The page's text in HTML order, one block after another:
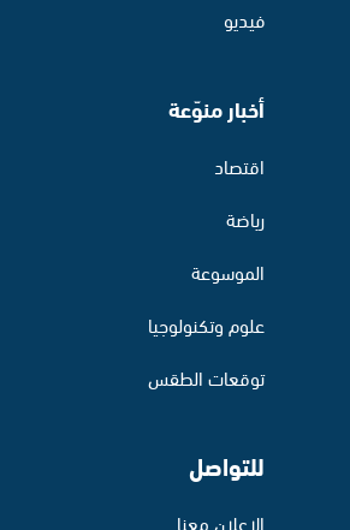
فيديو
أخبار منوّعة
اقتصاد
رياضة
الموسوعة
علوم وتكنولوجيا
توقعات الطقس
للتواصل
الإعلان معنا